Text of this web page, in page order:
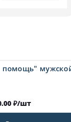
помощь"
₽/шт